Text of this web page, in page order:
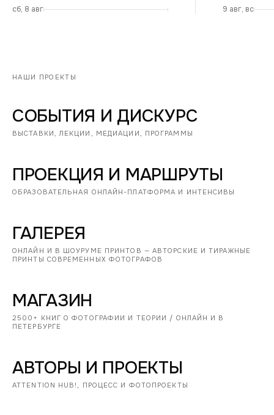
сб, 8 авг 9 авг, вс
НАШИ ПРОЕКТЫ
СОБЫТИЯ И ДИСКУРС
ВЫСТАВКИ, ЛЕКЦИИ, МЕДИАЦИИ, ПРОГРАММЫ
ПРОЕКЦИЯ И МАРШРУТЫ
ОБРАЗОВАТЕЛЬНАЯ ОНЛАЙН-ПЛАТФОРМА И ИНТЕНСИВЫ
ГАЛЕРЕЯ
ОНЛАЙН И В ШОУРУМЕ ПРИНТОВ — АВТОРСКИЕ И ТИРАЖНЫЕ
ПРИНТЫ СОВРЕМЕННЫХ ФОТОГРАФОВ
МАГАЗИН
2500+ КНИГ О ФОТОГРАФИИ И ТЕОРИИ / ОНЛАЙН И В
ПЕТЕРБУРГЕ
АВТОРЫ И ПРОЕКТЫ
ATTENTION HUB!, ПРОЦЕСС И ФОТОПРОЕКТЫ